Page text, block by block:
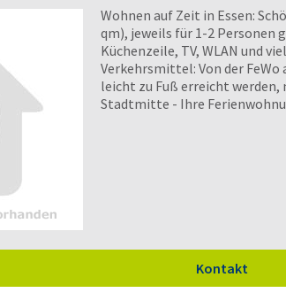
Wohnen auf Zeit in Essen:
qm), jeweils für 1-2 Personen
Küchenzeile, TV, WLAN und
Verkehrsmittel: Von der
leicht zu Fuß erreicht werden,
Stadtmitte - Ihre
Kontakt